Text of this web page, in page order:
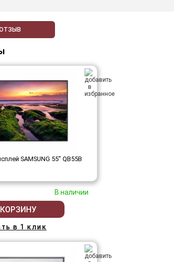
SAMSUNG 55" QB55B
В наличии
в 1 клик